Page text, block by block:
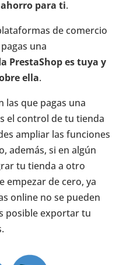
para ti.
de comercio
una
PrestaShop es tuya y
ella.
las que pagas una
el control de tu tienda
ampliar las funciones
además, si en algún
tu tienda a otro
empezar de cero, ya
online no se pueden
posible exportar tu